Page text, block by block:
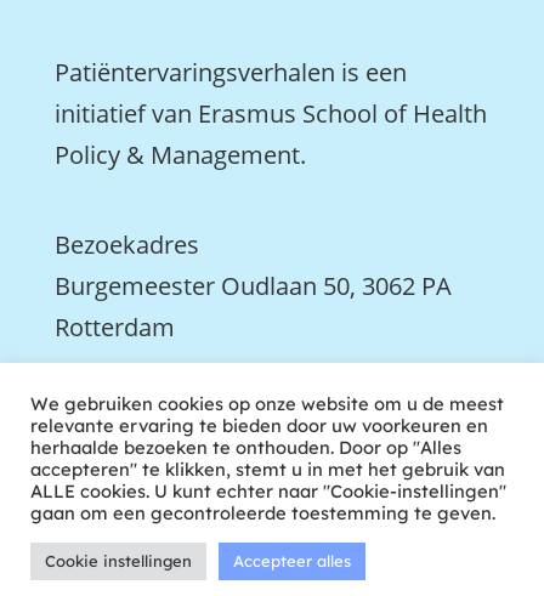
Patiëntervaringsverhalen is een
initiatief van Erasmus School of Health
Policy & Management.
Bezoekadres
Burgemeester Oudlaan 50, 3062 PA
Rotterdam
 We zijn ook actief op LinkedIn
ontwikkeld door tweekoppig
We gebruiken cookies op onze website om u de meest
relevante ervaring te bieden door uw voorkeuren en
herhaalde bezoeken te onthouden. Door op "Alles
accepteren" te klikken, stemt u in met het gebruik van
ALLE cookies. U kunt echter naar "Cookie-instellingen"
gaan om een gecontroleerde toestemming te geven.
Cookie instellingen Accepteer alles